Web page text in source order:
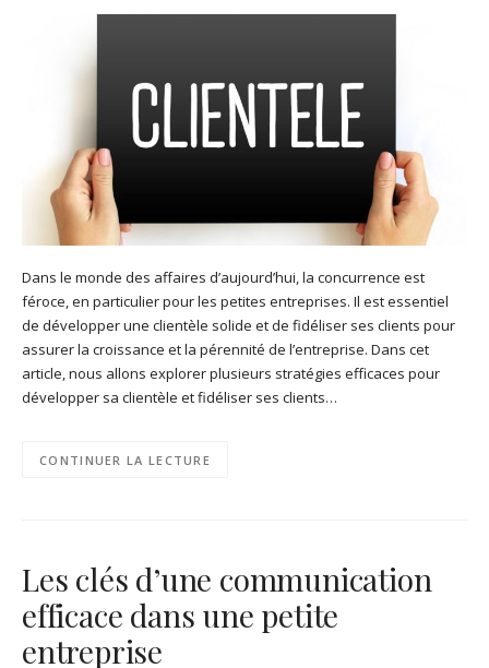
Dans le monde des affaires d’aujourd’hui, la concurrence est
féroce, en particulier pour les petites entreprises. Il est essentiel
de développer une clientèle solide et de fidéliser ses clients pour
assurer la croissance et la pérennité de l’entreprise. Dans cet
article, nous allons explorer plusieurs stratégies efficaces pour
développer sa clientèle et fidéliser ses clients…
CONTINUER LA LECTURE
Les clés d’une communication
efficace dans une petite
entreprise